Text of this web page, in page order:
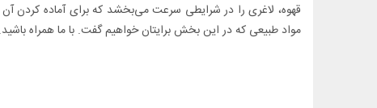
قهوه، لاغری را در شرایطی سرعت می‌بخشد که برای آماده کردن آن
مواد طبیعی که در این بخش برایتان خواهیم گفت. با ما همراه